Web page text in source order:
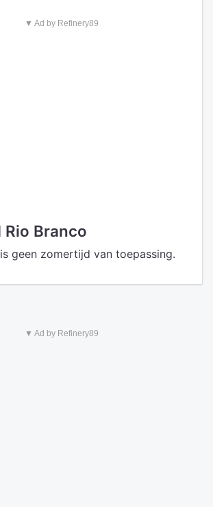
▼ Ad by Refinery89
Branco
geen zomertijd van toepassing.
▼ Ad by Refinery89